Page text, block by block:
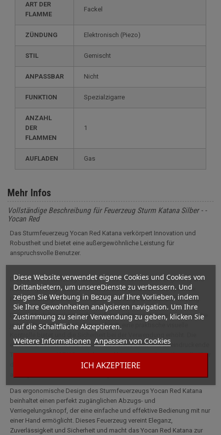
Diese Website verwendet eigene Cookies und Cookies von
Drittanbietern, um unsereDienste zu verbessern. Und
zeigen Sie Werbung in Bezug auf Ihre Vorlieben, indem
Sie Ihre Gewohnheiten analysieren navigation. Um Ihre
Zustimmung zu seiner Verwendung zu geben, klicken Sie
auf die Schaltfläche Akzeptieren.
Weitere Informationen Anpassen von Cookies
ICH AKZEPTIERE
ART DER
FLAMME
Fackel
ZÜNDUNG elektronisch (Piezo)
STIL gemischt
ANPASSBAR nicht
FUNKTION spezialzigarre
ANZAHL
DER
FLAMMEN
1
AUFLADEN gas
Mehr Infos
Vollständige Beschreibung für Feuerzeug Sturm Katana Silber - -
Yocan Red
Das Sturmfeuerzeug Yocan Red Katana verkörpert Innovation und
Robustheit und bietet eine außergewöhnliche Leistung für
anspruchsvolle Benutzer.
Dieses Sturmfeuerzeug Katana ist aus einer haltbaren Legierung und
Keramik gefertigt. Das Yocan Red Katana garantiert eine optimale
Hitzebeständigkeit und ermöglicht eine lange und sichere Nutzung.
Dieses Modell zeichnet sich durch seine thermochrome Düse aus, die
je nach Temperatur die Farbe wechselt, eine praktische visuelle
einstellbare Flamme des Yocan Red Katana kann eine beeindruckende
Temperatur von 1371°C erreichen und bietet eine präzise Kontrolle über
die Intensität und eine Reichweite von über 30 cm bei
Das ergonomische Design des Sturmfeuerzeugs Yocan Red Katana
beinhaltet einen perfekt zugänglichen Abzugs- und
Verriegelungsknopf, der eine einfache und effektive Bedienung mit nur
einer Hand ermöglicht. Dieses Feuerzeug vereint Eleganz,
Zuverlässigkeit und Sicherheit und macht das Yocan Red Katana zur